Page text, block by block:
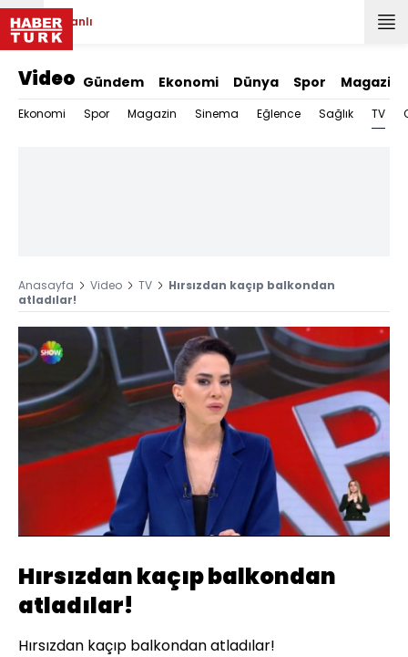
Canlı
Video Gündem Ekonomi Dünya Spor Magazin
Ekonomi Spor Magazin Sinema Eğlence Sağlık TV
Anasayfa Video TV
Hırsızdan kaçıp balkondan
atladılar!
Sesi
Aç
Yüklendi
40.56%
Oynatma
Hızı
Hırsızdan kaçıp balkondan
atladılar!
Hırsızdan kaçıp balkondan atladılar!